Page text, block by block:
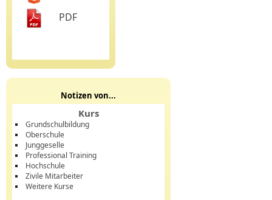
PDF
Notizen von...
Kurs
Grundschulbildung
Oberschule
Junggeselle
Professional Training
Hochschule
Zivile Mitarbeiter
Weitere Kurse